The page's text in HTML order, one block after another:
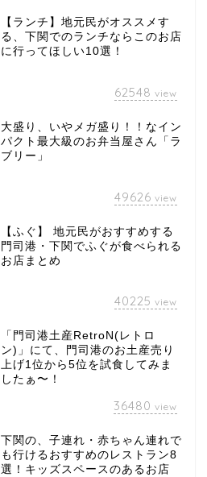
【ランチ】地元民がオススメす
る、下関でのランチならこのお店
に行ってほしい10選！
62548 view
大盛り、いやメガ盛り！！なイン
パクト最大級のお弁当屋さん「ラ
ブリー」
49626 view
【ふぐ】 地元民がおすすめする
門司港・下関でふぐが食べられる
お店まとめ
40225 view
「門司港土産RetroN(レトロ
ン)」にて、門司港のお土産売り
上げ1位から5位を試食してみま
したぁ〜！
36480 view
下関の、子連れ・赤ちゃん連れで
も行けるおすすめのレストラン8
選！キッズスペースのあるお店